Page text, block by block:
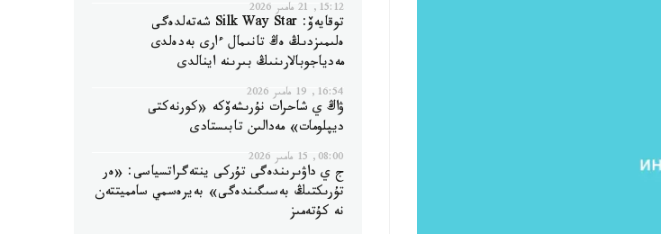
15:12, 21 مامىر 2026
توقايەۆ: Silk Way Star شەتەلدەگى
ەلىمىزدىڭ ەڭ تانىمال ءارى بەدەلدى
مەدياجوبالارىنىڭ بىرىنە اينالدى
16:54, 19 مامىر 2026
ۋاڭ ي شاحرات نۇرىشەۆكە «كورنەكتى
ديپلومات» مەدالىن تابىستادى
08:00, 15 مامىر 2026
ج ي داۋىرىندەگى تۇركى ينتەگراتسياسى: «ەر
تۇرىكتىڭ بەسىگىندەگى» بەيرەسمي سامميتتەن
نە كۇتەمىز